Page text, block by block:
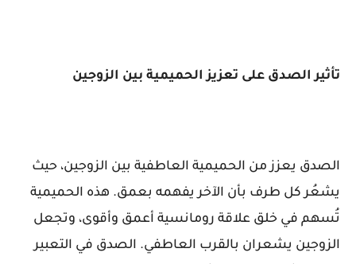
تأثير الصدق على تعزيز الحميمية بين الزوجين
الصدق يعزز من الحميمية العاطفية بين الزوجين، حيث
يشعُر كل طرف بأن الآخر يفهمه بعمق. هذه الحميمية
تُسهم في خلق علاقة رومانسية أعمق وأقوى، وتجعل
الزوجين يشعران بالقرب العاطفي. الصدق في التعبير